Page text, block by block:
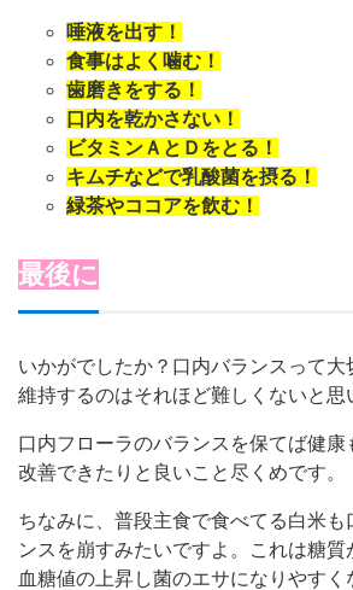
唾液を出す！
食事はよく噛む！
歯磨きをする！
口内を乾かさない！
ビタミンＡとＤをとる！
キムチなどで乳酸菌を摂る！
緑茶やココアを飲む！
最後に
いかがでしたか？口内バランスって大
維持するのはそれほど難しくないと思
口内フローラのバランスを保てば健康
改善できたりと良いこと尽くめです。
ちなみに、普段主食で食べてる白米も
ンスを崩すみたいですよ。これは糖
血糖値の上昇し菌のエサになりやすく